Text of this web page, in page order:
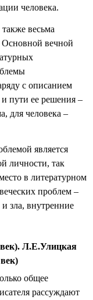
человека.
весьма
Основной вечной
с описанием
пути ее решения –
для человека –
является
личности, так
в литературном
проблем –
зла, внутренние
Л.Е.Улицкая
общее
рассуждают